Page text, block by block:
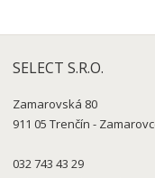
SELECT S.R.O.
Zamarovská 80
911 05 Trenčín -
032 743 43 29